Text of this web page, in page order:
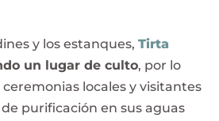
y los estanques, Tirta
un lugar de culto, por lo
locales y visitantes
purificación en sus aguas